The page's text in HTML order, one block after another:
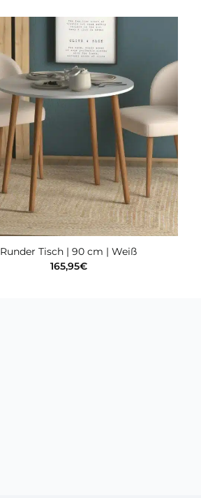
wunschliste
hinzufügen
Runder Tisch | 90 cm | Weiß
165,95€